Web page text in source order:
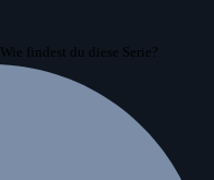
Wie findest du diese Serie?